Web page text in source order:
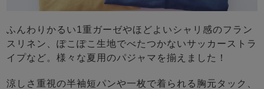
ふんわりかるい1重ガーゼやほどよいシャリ感のフラン
スリネン、ぽこぽこ生地でべたつかないサッカーストラ
イプなど。様々な夏用のパジャマを揃えました！
涼しさ重視の半袖短パンや一枚で着られる胸元タック、